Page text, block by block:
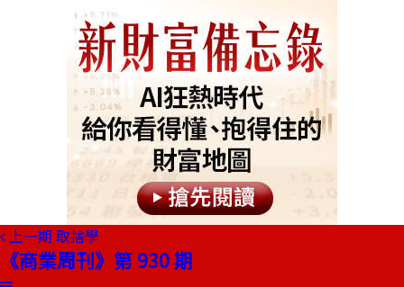
上一期 取捨學
《商業周刊》第 930 期